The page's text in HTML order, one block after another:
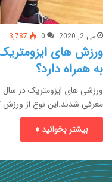
می 2, 2020 0
3,787
ورزش های
به همراه دارد؟
معرفی شدند.این نوع از ورزش
بیشتر بخوانید »